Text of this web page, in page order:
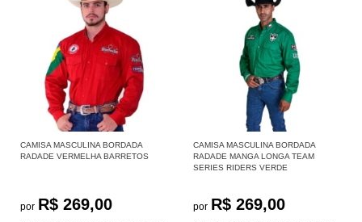
CAMISA MASCULINA BORDADA
RADADE VERMELHA BARRETOS
por R$ 269,00
CAMISA MASCULINA BORDADA
RADADE MANGA LONGA TEAM
SERIES RIDERS VERDE
por R$ 269,00